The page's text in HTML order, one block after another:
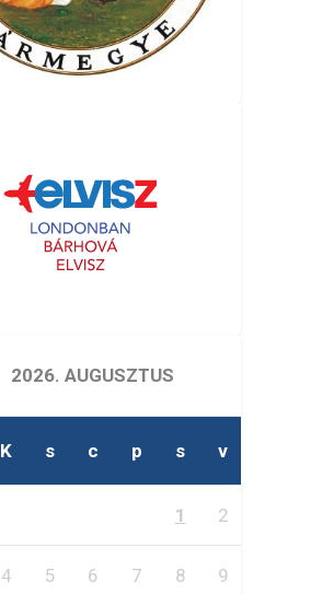
2026. AUGUSZTUS
K s c p s v
1 2
4 5 6 7 8 9